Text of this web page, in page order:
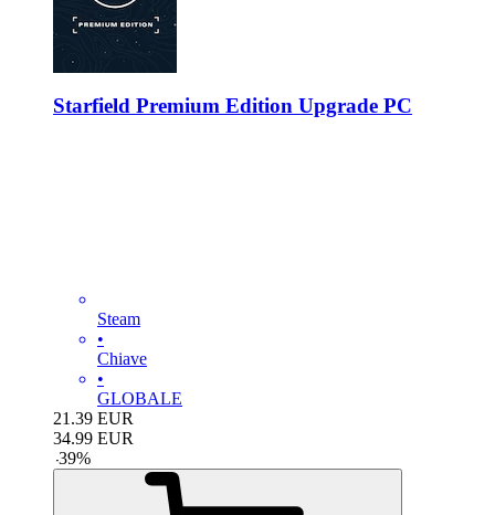
Starfield Premium Edition Upgrade PC
Steam
•
Chiave
•
GLOBALE
21.39 EUR
34.99 EUR
-39%